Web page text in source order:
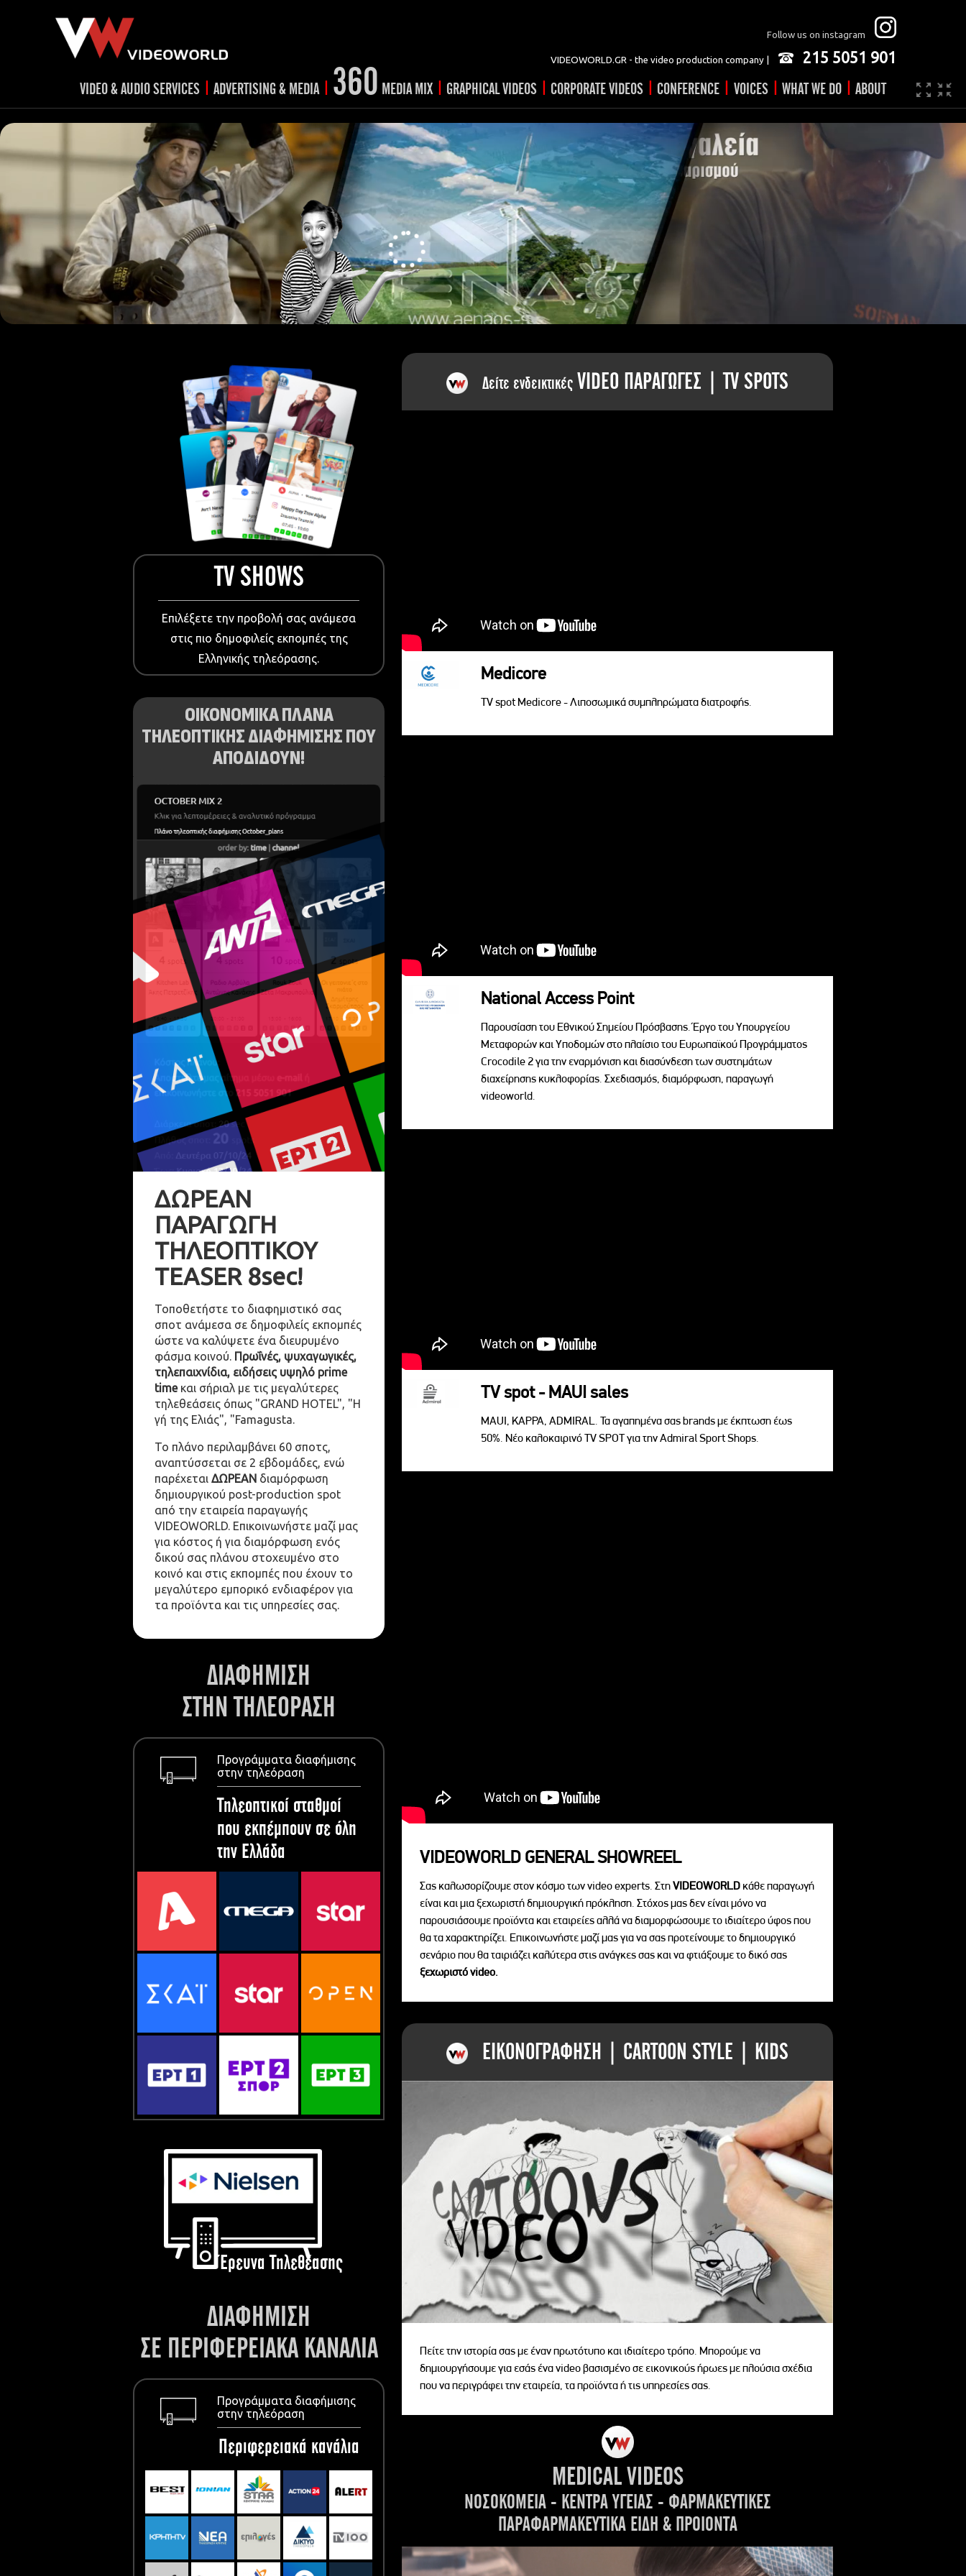
Follow us on instagram
VIDEOWORLD.GR - the video production company | 215 5051 901
VIDEO & AUDIO SERVICES
TV spots
RADIO spots
Post production
Corporate videos
Trailer & Σήματα εκπομπών
Cultural videos
video applications for museums,
archeological sites & exhibitions
Product presentations
Documentary
Events & Conference
Dissemination material
Medical & Pharmaceutical
VIDEO Projections
Kids content
| ADVERTISING & MEDIA
RADIOadvertising
TVadvertising
Social Media video shorts
Creative Prints
Outdoor advertising
Media planning & mix
Visual material
European Media
| 360 MEDIA MIX | GRAPHICAL VIDEOS | CORPORATE VIDEOS | CONFERENCE | VOICES | WHAT WE DO | ABOUT
Company
Video made easy
Contact
TV SHOWS
Επιλέξετε την προβολή σας ανάμεσα
στις πιο δημοφιλείς εκπομπές της
Ελληνικής τηλεόρασης.
ΟΙΚΟΝΟΜΙΚΑ ΠΛΑΝΑ
ΤΗΛΕΟΠΤΙΚΗΣ ΔΙΑΦΗΜΙΣΗΣ ΠΟΥ
ΑΠΟΔΙΔΟΥΝ!
ΔΩΡΕΑΝ
ΠΑΡΑΓΩΓΗ
ΤΗΛΕΟΠΤΙΚΟΥ
TEASER 8sec!
Τοποθετήστε το διαφημιστικό σας
σποτ ανάμεσα σε δημοφιλείς εκπομπές
ώστε να καλύψετε ένα διευρυμένο
φάσμα κοινού. Πρωΐνές, ψυχαγωγικές,
τηλεπαιχνίδια, ειδήσεις υψηλό prime
timeκαι σήριαλ με τις μεγαλύτερες
τηλεθεάσεις όπως "GRAND HOTEL", "Η
γή της Ελιάς", "Famagusta.
Το πλάνο περιλαμβάνει 60 σποτς,
αναπτύσσεται σε 2 εβδομάδες, ενώ
παρέχεται ΔΩΡΕΑΝ διαμόρφωση
δημιουργικού post-production spot
από την εταιρεία παραγωγής
VIDEOWORLD. Επικοινωνήστε μαζί μας
για κόστος ή για διαμόρφωση ενός
δικού σας πλάνου στοχευμένο στο
κοινό και στις εκπομπές που έχουν το
μεγαλύτερο εμπορικό ενδιαφέρον για
τα προϊόντα και τις υπηρεσίες σας.
ΔΙΑΦΗΜΙΣΗ
ΣΤΗΝ ΤΗΛΕΟΡΑΣΗ
Προγράμματα διαφήμισης
στην τηλεόραση
Τηλεοπτικοί σταθμοί
που εκπέμπουν σε όλη
την Ελλάδα
Έρευνα Τηλεθέασης
ΔΙΑΦΗΜΙΣΗ
ΣΕ ΠΕΡΙΦΕΡΕΙΑΚΑ ΚΑΝΑΛΙΑ
Προγράμματα διαφήμισης
στην τηλεόραση
Περιφερειακά κανάλια
Δείτε ενδεικτικές VIDEO ΠΑΡΑΓΩΓΕΣ | TV SPOTS
Medicore
TV spot Medicore - Λιποσωμικά συμπληρώματα διατροφής.
National Access Point
Παρουσίαση του Εθνικού Σημείου Πρόσβασης. Έργο του Υπουργείου
Μεταφορών και Υποδομών στο πλαίσιο του Ευρωπαϊκού Προγράμματος
Crocodile 2 για την εναρμόνιση και διασύνδεση των συστημάτων
διαχείρησης κυκλοφορίας. Σχεδιασμός, διαμόρφωση, παραγωγή
videoworld.
TV spot - MAUI sales
MAUI, KAPPA, ADMIRAL. Τα αγαπημένα σας brands με έκπτωση έως
50%. Νέο καλοκαιρινό TV SPOT για την Admiral Sport Shops.
VIDEOWORLD GENERAL SHOWREEL
Σας καλωσορίζουμε στον κόσμο των video experts. ΣτηVIDEOWORLD κάθε παραγωγή
είναι και μια ξεχωριστή δημιουργική πρόκληση. Στόχος μας δεν είναι μόνο να
παρουσιάσουμε προϊόντα και εταιρείες αλλά να διαμορφώσουμε το ιδιαίτερο ύφος που
θα τα χαρακτηρίζει. Επικοινωνήστε μαζί μας για να σας προτείνουμε το δημιουργικό
σενάριο που θα ταιριάζει καλύτερα στις ανάγκες σας και να φτιάξουμε το δικό σας
ξεχωριστό videο.
ΕΙΚΟΝΟΓΡΑΦΗΣΗ | CARTOON STYLE | KIDS
Πείτε την ιστορία σας με έναν πρωτότυπο και ιδιαίτερο τρόπο. Μπορούμε να
δημιουργήσουμε για εσάς ένα video βασισμένο σε εικονικούς ήρωες με πλούσια σχέδια
που να περιγράφει την εταιρεία, τα προϊόντα ή τις υπηρεσίες σας.
MEDICAL VIDEOS
ΝΟΣΟΚΟΜΕΙΑ - ΚΕΝΤΡΑ ΥΓΕΙΑΣ - ΦΑΡΜΑΚΕΥΤΙΚΕΣ
ΠΑΡΑΦΑΡΜΑΚΕΥΤΙΚΑ ΕΙΔΗ & ΠΡΟΙΟΝΤΑ